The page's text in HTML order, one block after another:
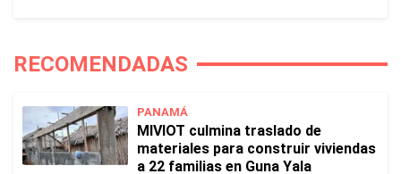
RECOMENDADAS
PANAMÁ
MIVIOT culmina traslado de
materiales para construir viviendas
a 22 familias en Guna Yala